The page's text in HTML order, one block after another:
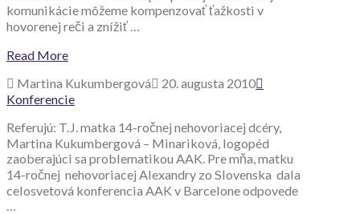
komunikácie môžeme kompenzovať ťažkosti v
hovorenej reči a znížiť …
Read More
Martina Kukumbergová
20. augusta 2010
Konferencie
Referujú: T.J. matka 14-ročnej nehovoriacej dcéry,
Martina Kukumbergová – Minariková, logopéd
zaoberajúci sa problematikou AAK. Pre mňa, matku
14-ročnej nehovoriacej Alexandry zo Slovenska dala
celosvetová konferencia AAK v Barcelone odpovede
…